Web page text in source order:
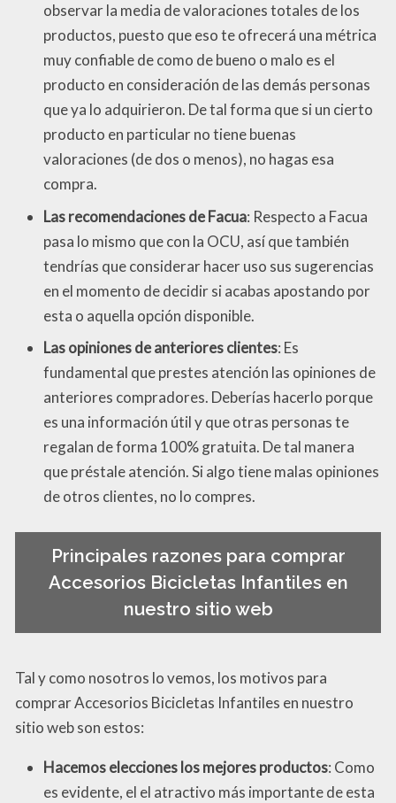
observar la media de valoraciones totales de los
productos, puesto que eso te ofrecerá una métrica
muy confiable de como de bueno o malo es el
producto en consideración de las demás personas
que ya lo adquirieron. De tal forma que si un cierto
producto en particular no tiene buenas
valoraciones (de dos o menos), no hagas esa
compra.
Las recomendaciones de Facua: Respecto a Facua
pasa lo mismo que con la OCU, así que también
tendrías que considerar hacer uso sus sugerencias
en el momento de decidir si acabas apostando por
esta o aquella opción disponible.
Las opiniones de anteriores clientes: Es
fundamental que prestes atención las opiniones de
anteriores compradores. Deberías hacerlo porque
es una información útil y que otras personas te
regalan de forma 100% gratuita. De tal manera
que préstale atención. Si algo tiene malas opiniones
de otros clientes, no lo compres.
Principales razones para comprar
Accesorios Bicicletas Infantiles en
nuestro sitio web
Tal y como nosotros lo vemos, los motivos para
comprar Accesorios Bicicletas Infantiles en nuestro
sitio web son estos:
Hacemos elecciones los mejores productos: Como
es evidente, el el atractivo más importante de esta